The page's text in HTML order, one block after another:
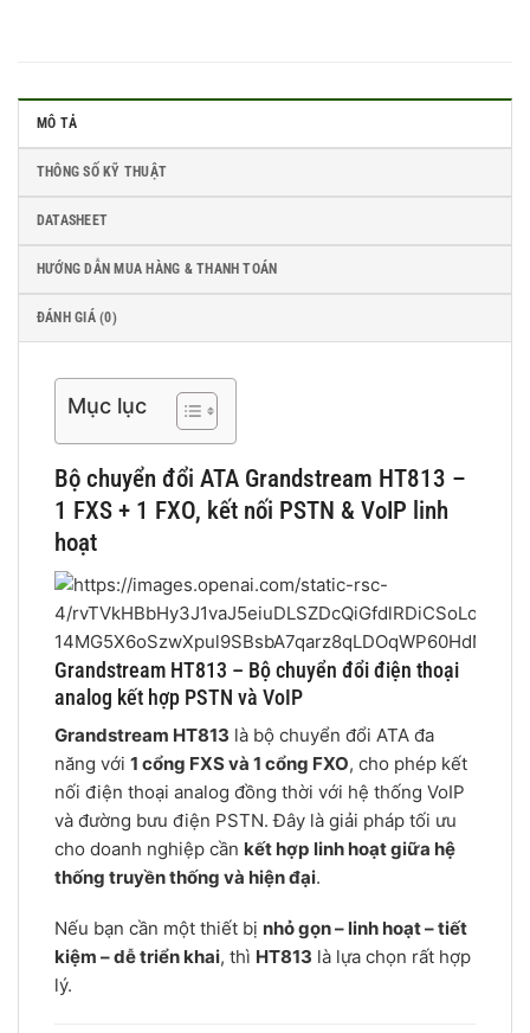
MÔ TẢ
THÔNG SỐ KỸ THUẬT
DATASHEET
HƯỚNG DẪN MUA HÀNG & THANH TOÁN
ĐÁNH GIÁ (0)
Mục lục
Bộ chuyển đổi ATA Grandstream HT813 –
1 FXS + 1 FXO, kết nối PSTN & VoIP linh
hoạt
Grandstream HT813 – Bộ chuyển đổi điện thoại
analog kết hợp PSTN và VoIP
Grandstream HT813 là bộ chuyển đổi ATA đa
năng với 1 cổng FXS và 1 cổng FXO, cho phép kết
nối điện thoại analog đồng thời với hệ thống VoIP
và đường bưu điện PSTN. Đây là giải pháp tối ưu
cho doanh nghiệp cần kết hợp linh hoạt giữa hệ
thống truyền thống và hiện đại.
Nếu bạn cần một thiết bị nhỏ gọn – linh hoạt – tiết
kiệm – dễ triển khai, thì HT813 là lựa chọn rất hợp
lý.